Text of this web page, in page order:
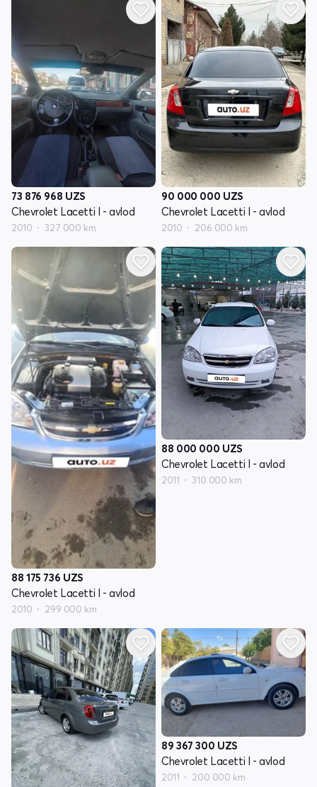
73 876 968 UZS
Chevrolet Lacetti I - avlod
2010 327 000 km
90 000 000 UZS
Chevrolet Lacetti I - avlod
2010 206 000 km
88 175 736 UZS
Chevrolet Lacetti I - avlod
2010 299 000 km
88 000 000 UZS
Chevrolet Lacetti I - avlod
2011 310 000 km
89 367 300 UZS
Chevrolet Lacetti I - avlod
2011 200 000 km